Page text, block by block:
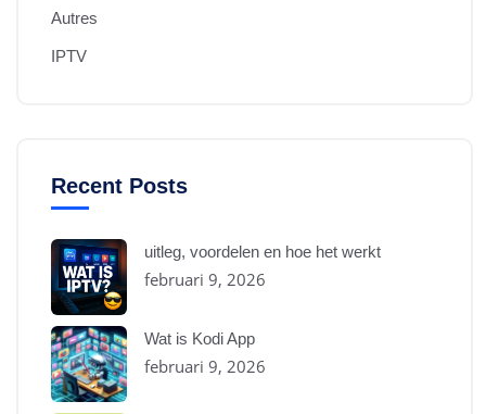
Autres
IPTV
Recent Posts
uitleg, voordelen en hoe het werkt
februari 9, 2026
Wat is Kodi App
februari 9, 2026